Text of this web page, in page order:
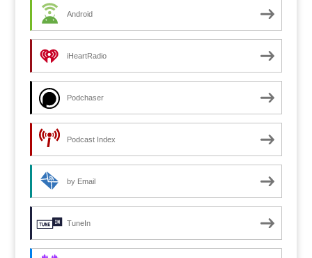
Android
iHeartRadio
Podchaser
Podcast Index
by Email
TuneIn